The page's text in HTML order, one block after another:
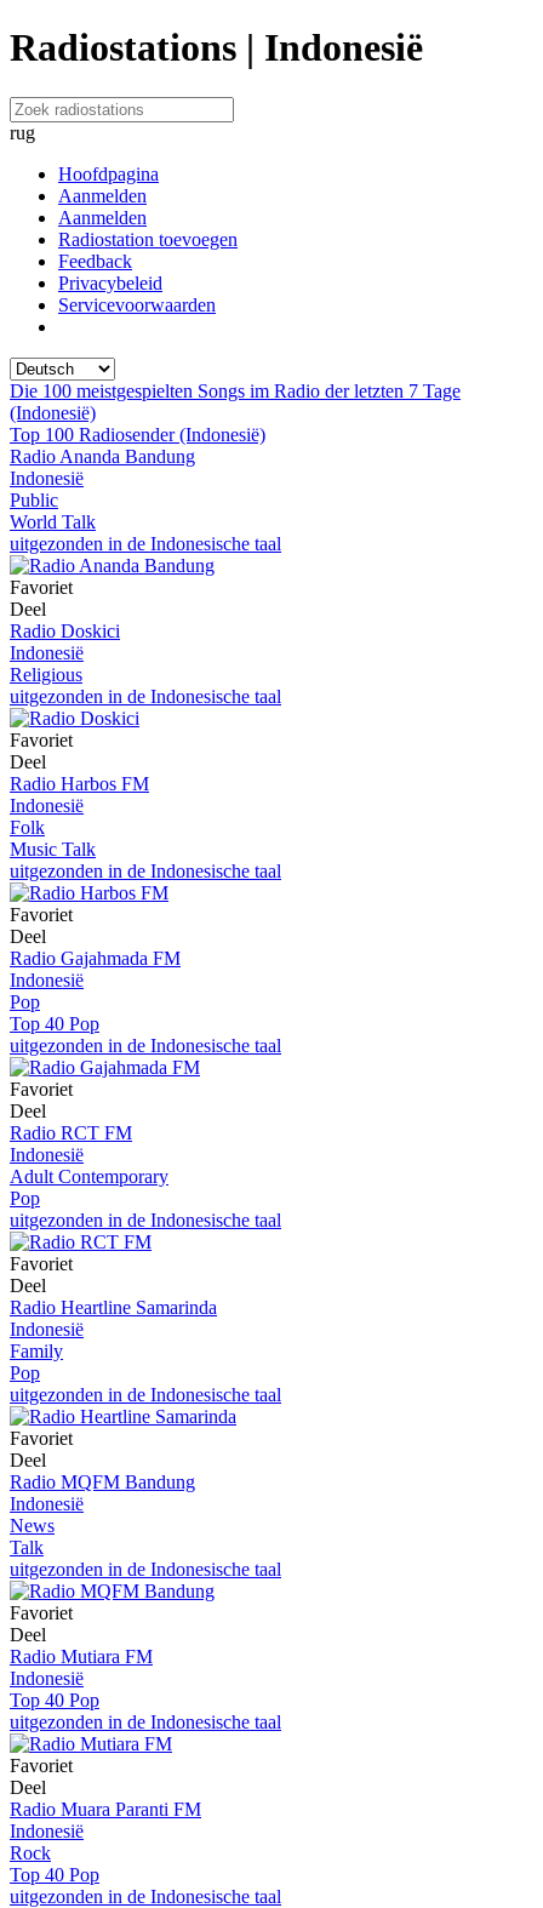
Radiostations | Indonesië
rug
Hoofdpagina
Aanmelden
Aanmelden
Radiostation toevoegen
Feedback
Privacybeleid
Servicevoorwaarden
Die 100 meistgespielten Songs im Radio der letzten 7 Tage
(Indonesië)
Top 100 Radiosender (Indonesië)
Radio Ananda Bandung
Indonesië
Public
World Talk
uitgezonden in de Indonesische taal
Favoriet
Deel
Radio Doskici
Indonesië
Religious
uitgezonden in de Indonesische taal
Favoriet
Deel
Radio Harbos FM
Indonesië
Folk
Music Talk
uitgezonden in de Indonesische taal
Favoriet
Deel
Radio Gajahmada FM
Indonesië
Pop
Top 40 Pop
uitgezonden in de Indonesische taal
Favoriet
Deel
Radio RCT FM
Indonesië
Adult Contemporary
Pop
uitgezonden in de Indonesische taal
Favoriet
Deel
Radio Heartline Samarinda
Indonesië
Family
Pop
uitgezonden in de Indonesische taal
Favoriet
Deel
Radio MQFM Bandung
Indonesië
News
Talk
uitgezonden in de Indonesische taal
Favoriet
Deel
Radio Mutiara FM
Indonesië
Top 40 Pop
uitgezonden in de Indonesische taal
Favoriet
Deel
Radio Muara Paranti FM
Indonesië
Rock
Top 40 Pop
uitgezonden in de Indonesische taal